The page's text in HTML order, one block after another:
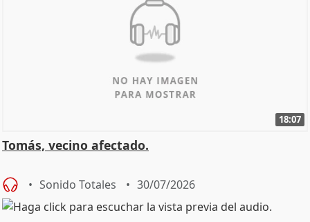
18:07
Tomás, vecino afectado.
Sonido Totales 30/07/2026